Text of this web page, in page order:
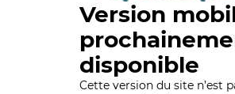
Version
disponible
Cette version du site n’est